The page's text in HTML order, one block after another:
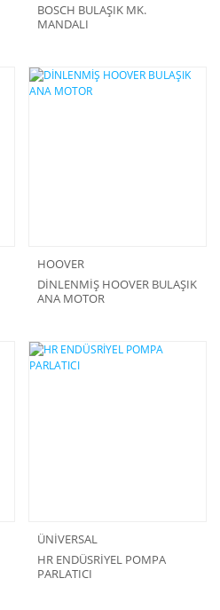
BOSCH BULAŞIK MK.
MANDALI
HOOVER
DİNLENMİŞ HOOVER BULAŞIK
ANA MOTOR
ÜNİVERSAL
HR ENDÜSRİYEL POMPA
PARLATICI